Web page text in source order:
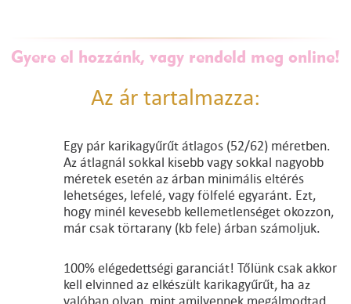
Gyere el hozzánk, vagy rendeld meg online!
Az ár tartalmazza:
Egy pár karikagyűrűt átlagos (52/62) méretben.
Az átlagnál sokkal kisebb vagy sokkal nagyobb
méretek esetén az árban minimális eltérés
lehetséges, lefelé, vagy fölfelé egyaránt. Ezt,
hogy minél kevesebb kellemetlenséget okozzon,
már csak törtarany (kb fele) árban számoljuk.
100% elégedettségi garanciát! Tőlünk csak akkor
kell elvinned az elkészült karikagyűrűt, ha az